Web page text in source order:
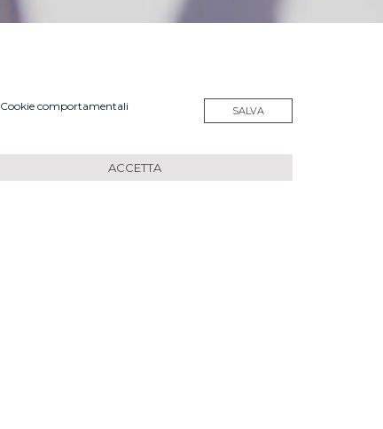
Cookie comportamentali SALVA
ACCETTA